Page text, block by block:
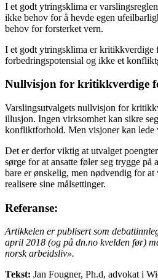
I et godt ytringsklima er
ikke behov for å hevde egen
behov for forsterket vern.
I et godt ytringsklima er kritikkverdige
forbedringspotensial og ikke et
Nullvisjon for kritikkverdige
Varslingsutvalgets nullvisjon for
illusjon. Ingen virksomhet kan sikre
konfliktforhold. Men visjoner kan lede
Det er derfor viktig at utvalget
sørge for at ansatte føler seg trygge
bare er ønskelig, men nødvendig for
realisere sine målsettinger.
Referanse:
Artikkelen er publisert som
april 2018 (og på dn.no kvelden før)
norsk arbeidsliv».
Tekst: Jan Fougner, Ph.d, advokat i